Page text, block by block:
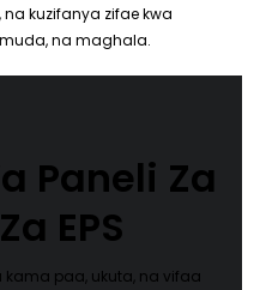
kuzifanya zifae kwa
na maghala.
Paneli Za
EPS
kama paa, ukuta, na vifaa